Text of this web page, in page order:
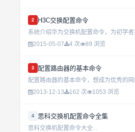
2 H3C交换配置命令
2015-05-07
4 次 89 浏览
3 配置路由器的基本命令
2013-12-13
162 次 1053 浏览
4 思科交换机配置命令全集
思科交换机配置命令大全...